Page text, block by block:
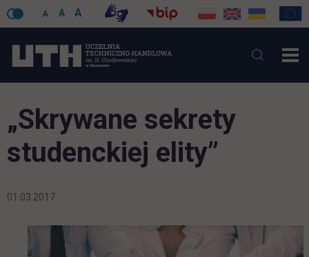
A A A
„Skrywane sekrety
studenckiej elity”
01.03.2017